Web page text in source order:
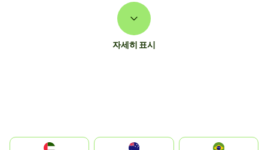
자세히 표시